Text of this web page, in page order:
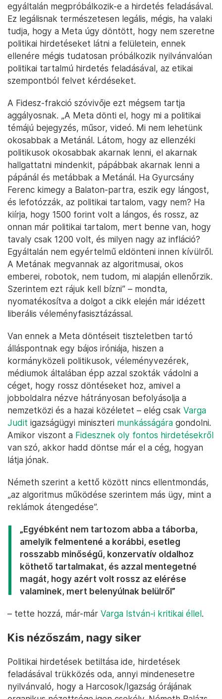
egyáltalán megpróbálkozik-e a hirdetés feladásával.
Ez legálisnak természetesen legális, mégis, ha valaki
tudja, hogy a Meta úgy döntött, hogy nem szeretne
politikai hirdetéseket látni a felületein, ennek
ellenére mégis tudatosan próbálkozik nyilvánvalóan
politikai tartalmú hirdetés feladásával, az etikai
szempontból felvet kérdéseket.
A Fidesz-frakció szóvivője ezt mégsem tartja
aggályosnak. „A Meta dönti el, hogy mi a politikai
témájú bejegyzés, műsor, videó. Mi nem lehetünk
okosabbak a Metánál. Látom, hogy az ellenzéki
politikusok okosabbak akarnak lenni, el akarnak
hallgattatni mindenkit, pápábbak akarnak lenni a
pápánál és metábbak a Metánál. Ha Gyurcsány
Ferenc kimegy a Balaton-partra, eszik egy lángost,
és lefotózzák, az politikai tartalom, vagy nem? Ha
kiírja, hogy 1500 forint volt a lángos, és rossz, az
onnan már politikai tartalom, mert benne van, hogy
tavaly csak 1200 volt, és milyen nagy az infláció?
Egyáltalán nem egyértelmű eldönteni innen kívülről.
A Metának megvannak az algoritmusai, okos
emberei, robotok, nem tudom, mi alapján ellenőrzik.
Szerintem ezt rájuk kell bízni” – mondta,
nyomatékosítva a dolgot a cikk elején már idézett
liberális véleményfasisztázással.
Van ennek a Meta döntéseit tiszteletben tartó
álláspontnak egy bájos iróniája, hiszen a
kormányközeli politikusok, véleményvezérek,
médiumok általában épp azzal szokták vádolni a
céget, hogy rossz döntéseket hoz, amivel a
jobboldalra nézve hátrányosan befolyásolja a
nemzetközi és a hazai közéletet – elég csak Varga
Judit igazságügyi miniszteri munkásságára gondolni.
Amikor viszont a Fidesznek oly fontos hirdetésekről
van szó, akkor hadd döntse már el a cég, hogyan
látja jónak.
Németh szerint a kettő között nincs ellentmondás,
„az algoritmus működése szerintem más ügy, mint a
reklámok átengedése”.
„Egyébként nem tartozom abba a táborba,
amelyik felmentené a korábbi, esetleg
rosszabb minőségű, konzervatív oldalhoz
köthető tartalmakat, és azzal mentegetné
magát, hogy azért volt rossz az elérése
valaminek, mert belenyúlnak belülről”
– tette hozzá, már-már Varga István-i kritikai éllel.
Kis nézőszám, nagy siker
Politikai hirdetések betiltása ide, hirdetések
feladásával trükközés oda, annyi mindenesetre
nyilvánvaló, hogy a Harcosok/Igazság órájának